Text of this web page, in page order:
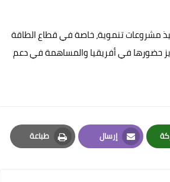
مشروعات تنموية، خاصة في قطاع الطاقة
حضورها في أفريقيا والمساهمة في دعم
إرسال
Email
طباعة
Print